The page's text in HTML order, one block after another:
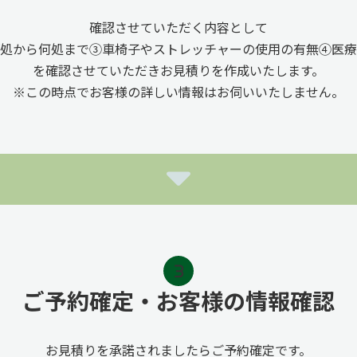
確認させていただく内容として
から何処まで③車椅子やストレッチャーの使用の有無④医
を確認させていただきお見積りを作成いたします。
※この時点でお客様の詳しい情報はお伺いいたしません。
ご予約確定・お客様の情報確認
お見積りを承諾されましたらご予約確定です。